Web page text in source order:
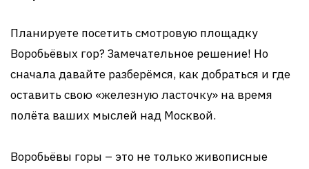
Планируете посетить смотровую площадку
Воробьёвых гор? Замечательное решение! Но
сначала давайте разберёмся, как добраться и где
оставить свою «железную ласточку» на время
полёта ваших мыслей над Москвой.
Воробьёвы горы – это не только живописные